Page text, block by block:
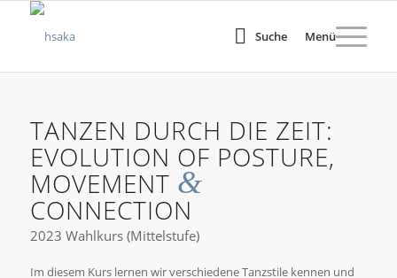
Suche Menü
TANZEN DURCH DIE ZEIT:
EVOLUTION OF POSTURE,
MOVEMENT &
CONNECTION
2023 Wahlkurs (Mittelstufe)
Im diesem Kurs lernen wir verschiedene Tanzstile kennen und